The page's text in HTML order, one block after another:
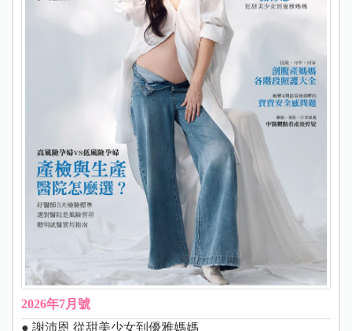
2026年7月號
● 謝沛恩 從甜美少女到優雅媽媽